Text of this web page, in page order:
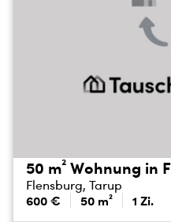
50 m² Wohnung in
Flensburg, Tarup
600 € 50 m² 1 Zi.